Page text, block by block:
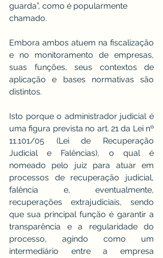
guarda”, como é popularmente
chamado.
Embora ambos atuem na fiscalização
e no monitoramento de empresas,
suas funções, seus contextos de
aplicação e bases normativas são
distintos.
Isto porque o administrador judicial é
uma figura prevista no art. 21 da Lei nº
11.101/05 (Lei de Recuperação
Judicial e Falências), o qual é
nomeado pelo juiz para atuar em
processos de recuperação judicial,
falência e, eventualmente,
recuperações extrajudiciais, sendo
que sua principal função é garantir a
transparência e a regularidade do
processo, agindo como um
intermediário entre a empresa